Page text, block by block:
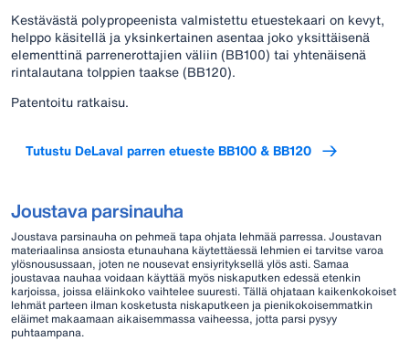
Kestävästä polypropeenista valmistettu etuestekaari on kevyt,
helppo käsitellä ja yksinkertainen asentaa joko yksittäisenä
elementtinä parrenerottajien väliin (BB100) tai yhtenäisenä
rintalautana tolppien taakse (BB120).
Patentoitu ratkaisu.
Tutustu DeLaval parren etueste BB100 & BB120
Joustava parsinauha
Joustava parsinauha on pehmeä tapa ohjata lehmää parressa. Joustavan
materiaalinsa ansiosta etunauhana käytettäessä lehmien ei tarvitse varoa
ylösnousussaan, joten ne nousevat ensiyrityksellä ylös asti. Samaa
joustavaa nauhaa voidaan käyttää myös niskaputken edessä etenkin
karjoissa, joissa eläinkoko vaihtelee suuresti. Tällä ohjataan kaikenkokoiset
lehmät parteen ilman kosketusta niskaputkeen ja pienikokoisemmatkin
eläimet makaamaan aikaisemmassa vaiheessa, jotta parsi pysyy
puhtaampana.